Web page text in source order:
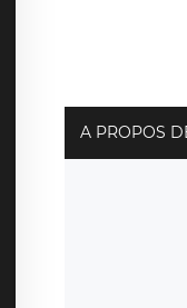
rue Léopold
également le
d’une autorité
A PROPOS